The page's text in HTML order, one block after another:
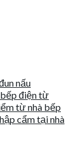
nấu
điện từ
từ nhà bếp
cẩm tại nhà